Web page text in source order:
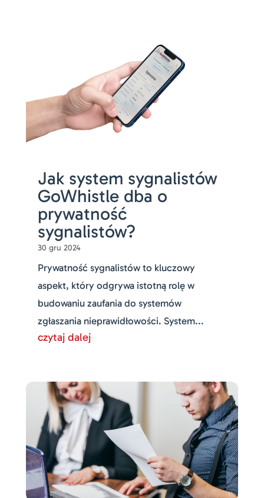
Jak system sygnalistów
GoWhistle dba o
prywatność
sygnalistów?
30 gru 2024
Prywatność sygnalistów to kluczowy
aspekt, który odgrywa istotną rolę w
budowaniu zaufania do systemów
zgłaszania nieprawidłowości. System...
czytaj dalej